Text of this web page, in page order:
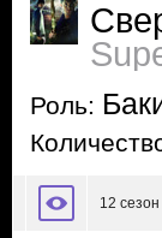
Роль:
12